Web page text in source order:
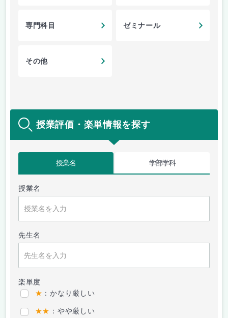
専門科目 ゼミナール
その他
授業評価・楽単情報を探す
授業名 学部学科
授業名
先生名
楽単度
★ ：かなり厳しい
★★ ：やや厳しい